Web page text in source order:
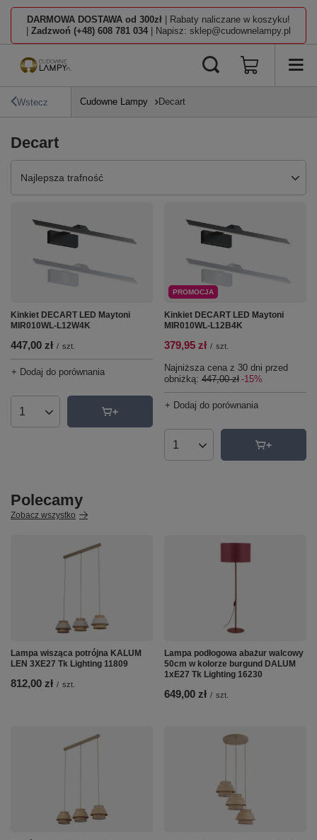
DARMOWA DOSTAWA od 300zł | Rabaty naliczane w koszyku!
Zadzwoń (+48) 608 781 034 | Napisz: sklep@cudownelampy.pl
Wstecz Cudowne Lampy Decart
Decart
Zmień sortowanie
Najlepsza trafność
Kinkiet DECART LED Maytoni
MIR010WL-L12W4K
447,00 zł / szt.
+ Dodaj do porównania
Ilość produktów
PROMOCJA
Kinkiet DECART LED Maytoni
MIR010WL-L12B4K
379,95 zł / szt.
Najniższa cena z 30 dni przed
obniżką: 447,00 zł -15%
+ Dodaj do porównania
Ilość produktów
Polecamy
Zobacz wszystko
Lampa wisząca potrójna KALUM
LEN 3XE27 Tk Lighting 11809
812,00 zł / szt.
Lampa podłogowa abażur walcowy
50cm w kolorze burgund DALUM
1xE27 Tk Lighting 16230
649,00 zł / szt.